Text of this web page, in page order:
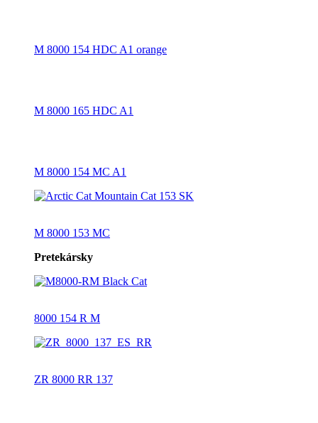
M 8000 154 HDC A1 orange
M 8000 165 HDC A1
M 8000 154 MC A1
M 8000 153 MC
Pretekársky
8000 154 R M
ZR 8000 RR 137